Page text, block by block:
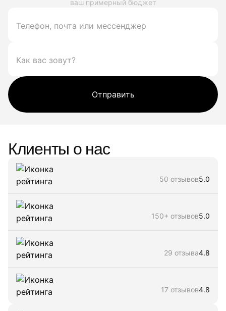
ваш примерный бюджет
Отправить
Клиенты о нас
50 отзывов5.0
150+ отзывов5.0
29 отзыва4.8
17 отзывов4.8